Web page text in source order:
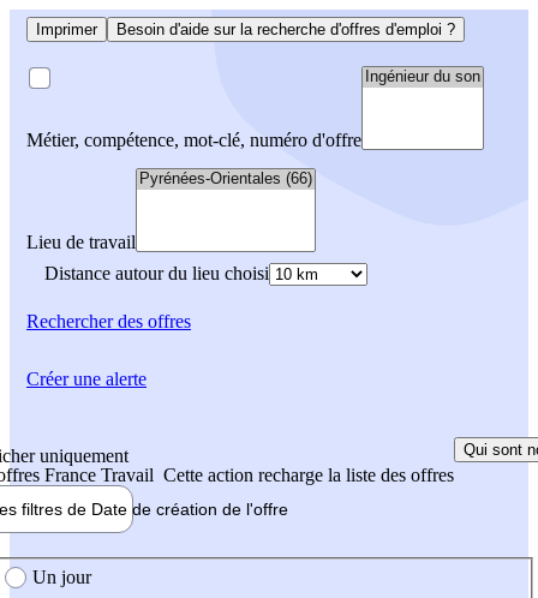
Imprimer Besoin d'aide sur la recherche d'offres d'emploi ?
Métier, compétence, mot-clé, numéro d'offre
Lieu de travail
Distance autour du lieu choisi
Rechercherdes offres
uniquement
France Travail Cette action recharge la liste des offres
Qui sont
filtres de Date de création de l'offre
création de l'offre
Un jour
Créer une alerte